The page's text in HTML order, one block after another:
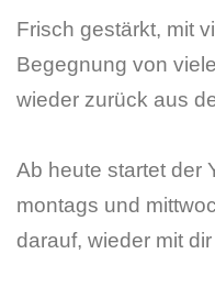
Frisch gestärkt, mit
Begegnung von
wieder zurück aus
Ab heute startet der
montags und
darauf, wieder mit